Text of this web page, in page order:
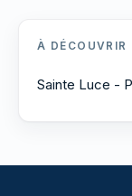
À DÉCOUVRIR
Sainte Luce -